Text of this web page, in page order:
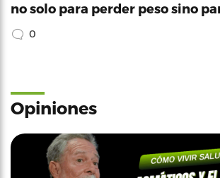
no solo para perder peso sino
0
Opiniones